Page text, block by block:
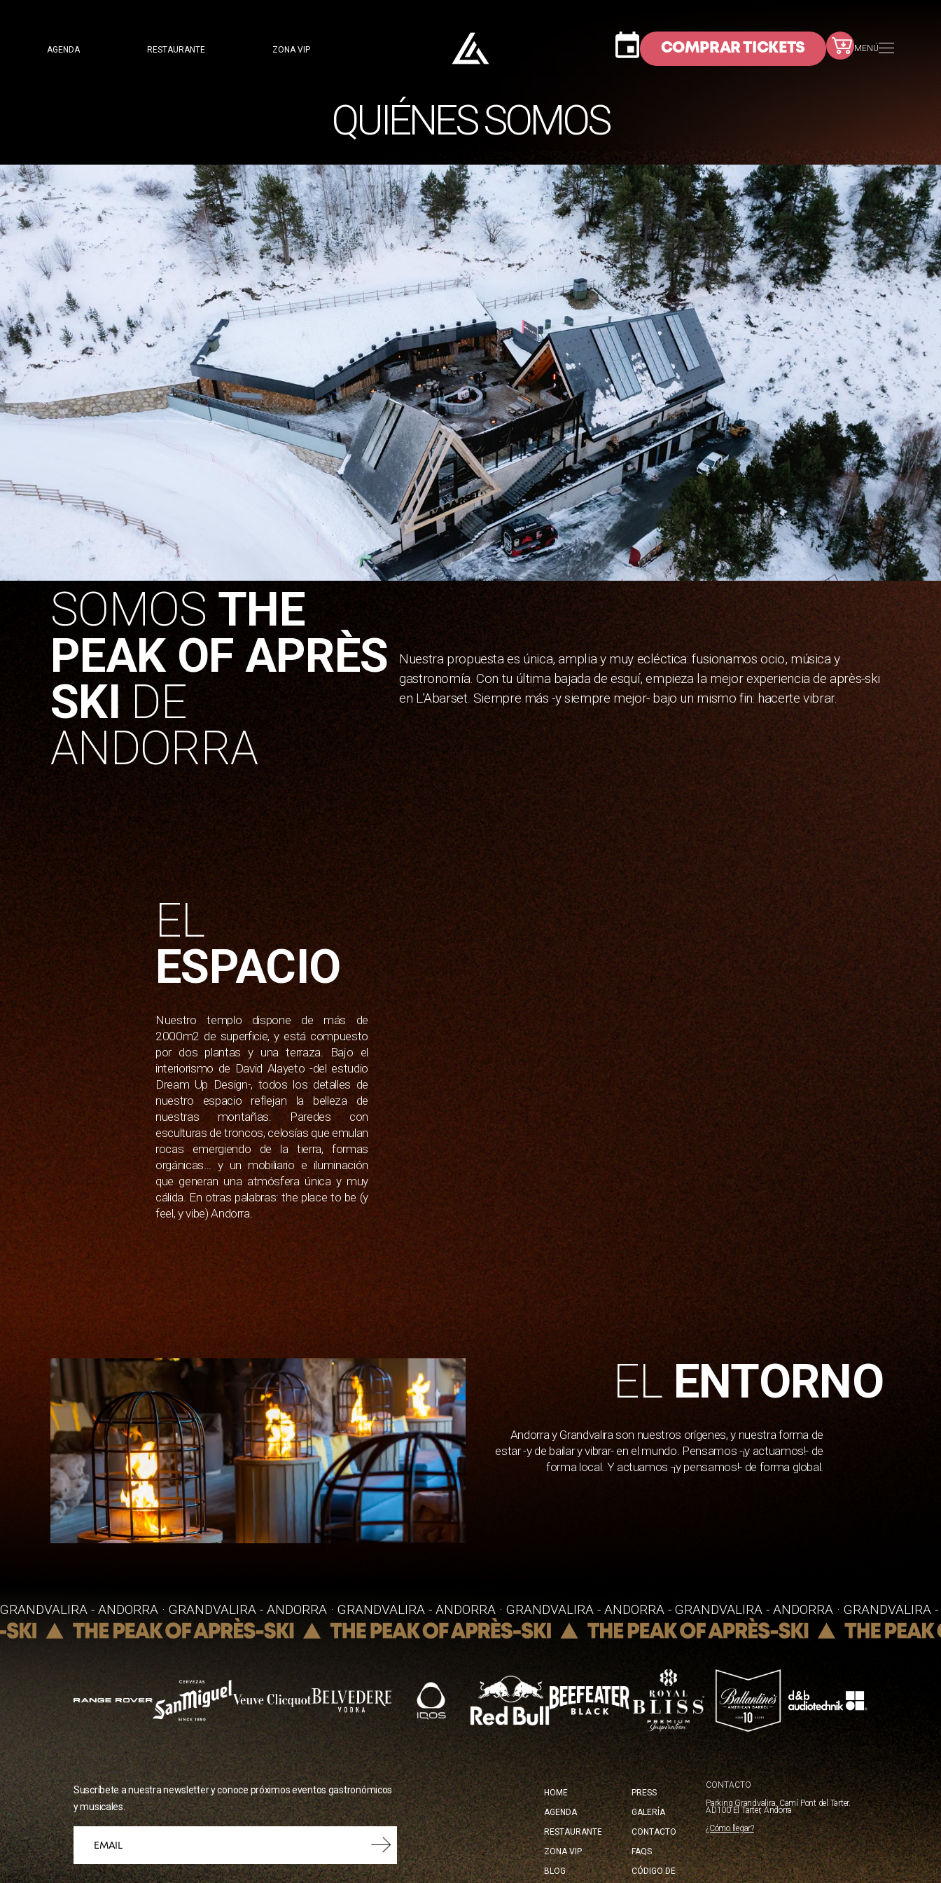
Menú
AGENDA RESTAURANTE ZONA VIP COMPRAR TICKETS MENÚ
QUIÉNES SOMOS
SOMOS THE
PEAK OF APRÈS
SKIDE
ANDORRA
Nuestra propuesta es única, amplia y muy ecléctica: fusionamos ocio, música y
gastronomía. Con tu última bajada de esquí, empieza la mejor experiencia de après-ski
en L'Abarset. Siempre más -y siempre mejor- bajo un mismo fin: hacerte vibrar.
EL
ESPACIO
Nuestro templo dispone de más de
2000m2 de superficie, y está compuesto
por dos plantas y una terraza. Bajo el
interiorismo de David Alayeto -del estudio
Dream Up Design-, todos los detalles de
nuestro espacio reflejan la belleza de
nuestras montañas: Paredes con
esculturas de troncos, celosías que emulan
rocas emergiendo de la tierra, formas
orgánicas… y un mobiliario e iluminación
que generan una atmósfera única y muy
cálida. En otras palabras: the place to be (y
feel, y vibe) Andorra.
ELENTORNO
Andorra y Grandvalira son nuestros orígenes, y nuestra forma de
estar -y de bailar y vibrar- en el mundo. Pensamos -¡y actuamos!- de
forma local. Y actuamos -¡y pensamos!- de forma global.
GRANDVALIRA - ANDORRA · GRANDVALIRA - ANDORRA · GRANDVALIRA - ANDORRA · GRANDVALIRA - ANDORRA - GRANDVALIRA - ANDORRA ·
Suscríbete a nuestra newsletter y conoce próximos eventos gastronómicos
y musicales.
CONTACTO
Parking Grandvalira, Camí Pont del Tarter.
AD100 El Tarter, Andorra
¿Cómo llegar?
NAVEGACIÓN
PRINCPAL
HOME
AGENDA
RESTAURANTE
ZONA VIP
BLOG
PRESS
GALERÍA
CONTACTO
FAQS
CÓDIGO DE